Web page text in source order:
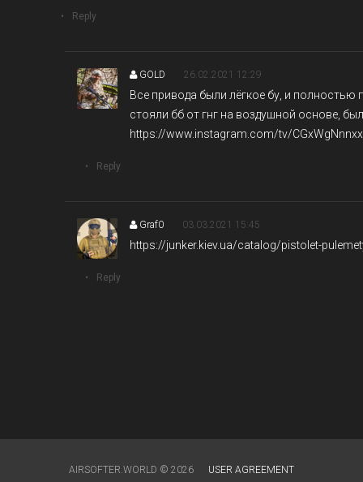
Reply
GOLD 26.02.2021 12:29
Все привода были лёгкое бу, и полностью
стояли бб от гнг на воздушной основе,
https://www.instagram.com/tv/
Reply
Graf0 03.03.2021 15:45
https://junker.kiev.ua/catalog/pistolet-
Reply
AIRSOFTER.WORLD © 2026 USER AGREEMENT